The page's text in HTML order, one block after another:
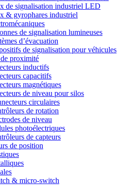
de signalisation industriel LED
& gyrophares industriel
de signalisation lumineuses
d’évacuation
de signalisation pour véhicules
proximité
inductifs
capacitifs
magnétiques
de niveau pour silos
circulaires
de rotation
de niveau
photoélectriques
de capteurs
de position
& micro-switch